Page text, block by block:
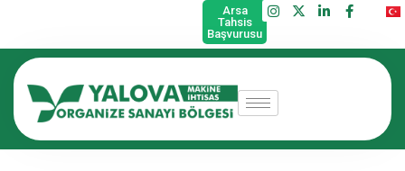
Arsa
Tahsis
Başvurusu